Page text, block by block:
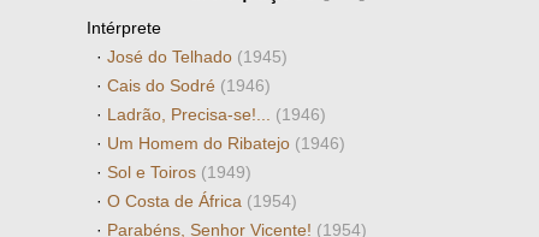
Intérprete
· José do Telhado (1945)
· Cais do Sodré (1946)
· Ladrão, Precisa-se!... (1946)
· Um Homem do Ribatejo (1946)
· Sol e Toiros (1949)
· O Costa de África (1954)
· Parabéns, Senhor Vicente! (1954)